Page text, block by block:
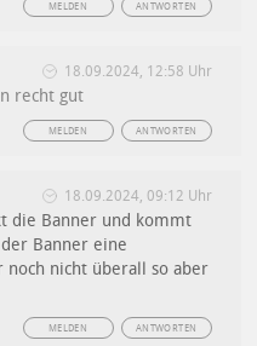
ANTWORTEN
MELDEN
18.09.2024, 12:58 Uhr
recht gut
ANTWORTEN
MELDEN
18.09.2024, 09:12 Uhr
die Banner und kommt
Banner eine
noch nicht überall so aber
ANTWORTEN
MELDEN